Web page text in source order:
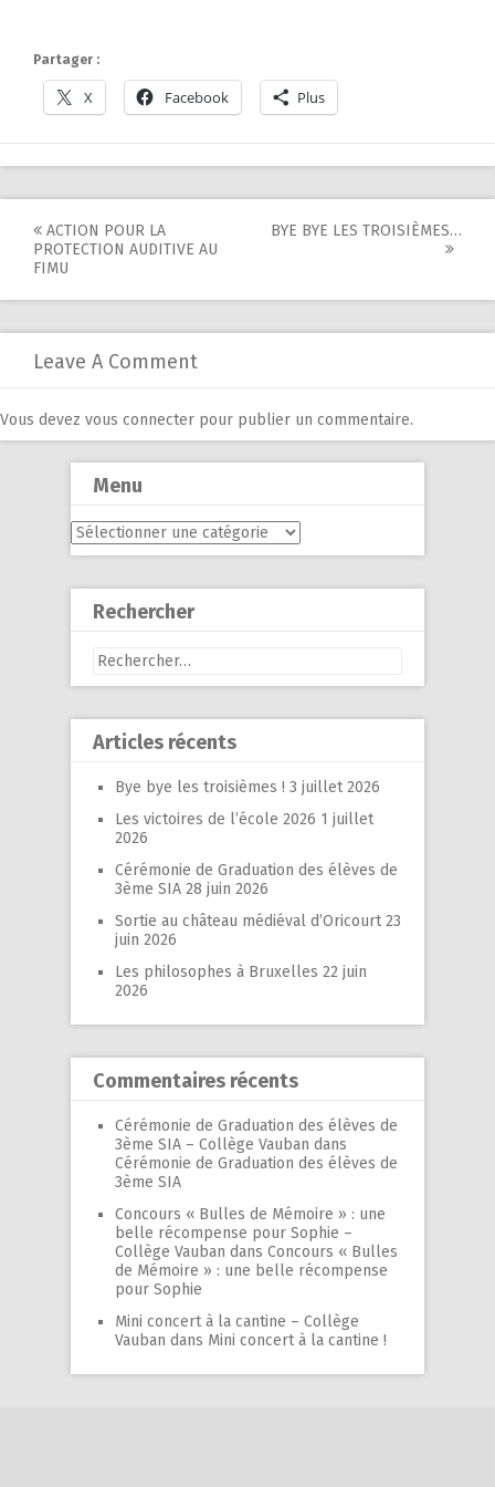
Partager :
X Facebook Plus
Post
navigation
ACTION POUR LA
PROTECTION AUDITIVE AU
FIMU
BYE BYE LES TROISIÈMES…
Leave A Comment
Vous devez vous connecter pour publier un commentaire.
Menu
Menu
Rechercher
Rechercher :
Articles récents
Bye bye les troisièmes ! 3 juillet 2026
Les victoires de l’école 2026 1 juillet
2026
Cérémonie de Graduation des élèves de
3ème SIA 28 juin 2026
Sortie au château médiéval d’Oricourt 23
juin 2026
Les philosophes à Bruxelles 22 juin
2026
Commentaires récents
Cérémonie de Graduation des élèves de
3ème SIA – Collège Vauban dans
Cérémonie de Graduation des élèves de
3ème SIA
Concours « Bulles de Mémoire » : une
belle récompense pour Sophie –
Collège Vauban dans Concours « Bulles
de Mémoire » : une belle récompense
pour Sophie
Mini concert à la cantine – Collège
Vauban dans Mini concert à la cantine !